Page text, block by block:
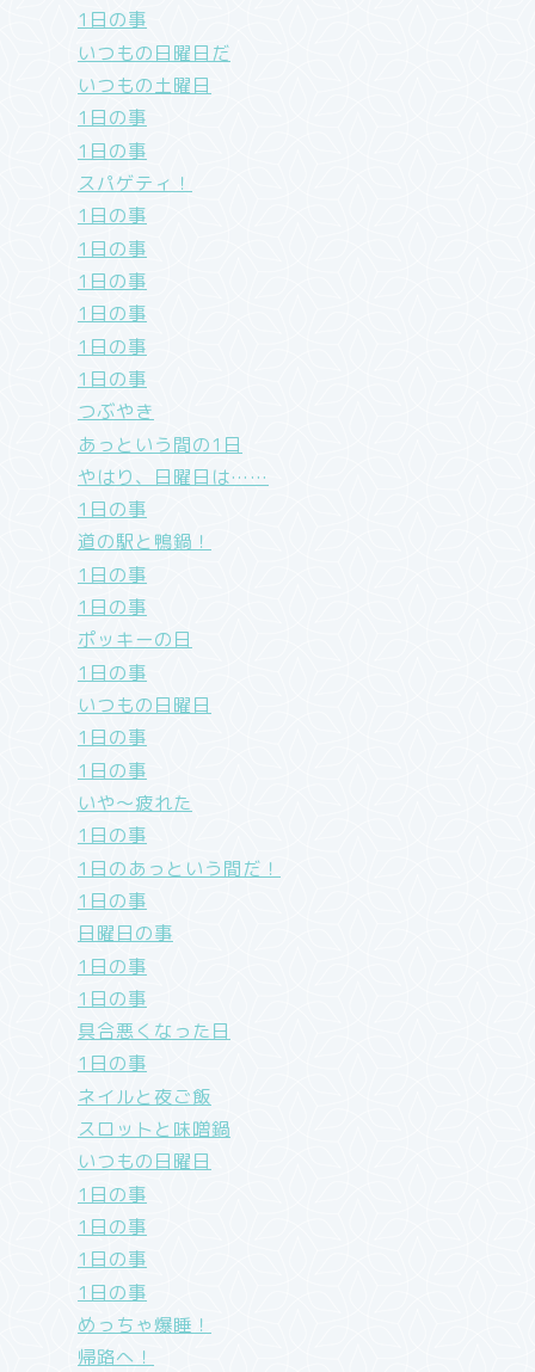
1日の事
いつもの日曜日だ
いつもの土曜日
1日の事
1日の事
スパゲティ！
1日の事
1日の事
1日の事
1日の事
1日の事
1日の事
つぶやき
あっという間の1日
やはり、日曜日は……
1日の事
道の駅と鴨鍋！
1日の事
1日の事
ポッキーの日
1日の事
いつもの日曜日
1日の事
1日の事
いや〜疲れた
1日の事
1日のあっという間だ！
1日の事
日曜日の事
1日の事
1日の事
具合悪くなった日
1日の事
ネイルと夜ご飯
スロットと味噌鍋
いつもの日曜日
1日の事
1日の事
1日の事
1日の事
めっちゃ爆睡！
帰路へ！